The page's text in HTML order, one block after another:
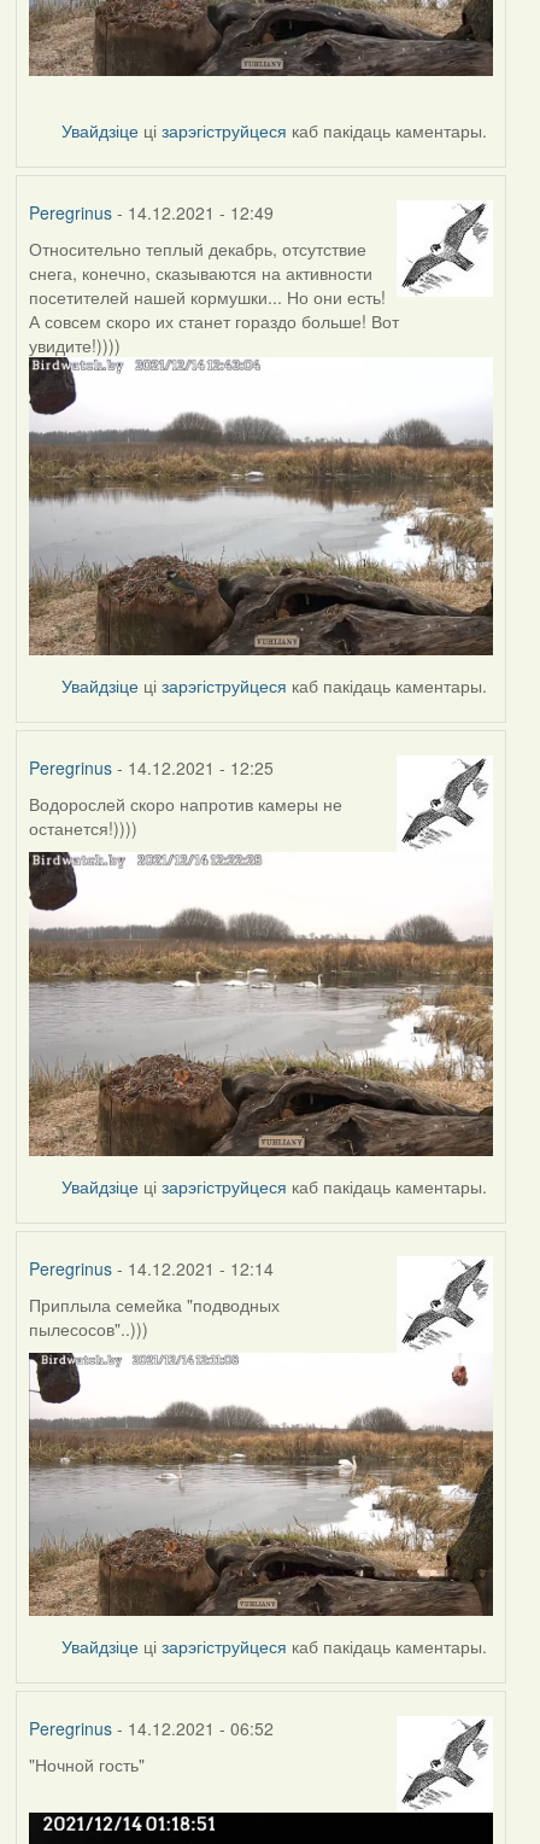
Увайдзіце цізарэгіструйцеся каб пакідаць каментары.
Peregrinus- 14.12.2021 - 12:49
Относительно теплый декабрь, отсутствие
снега, конечно, сказываются на активности
посетителей нашей кормушки... Но они есть!
А совсем скоро их станет гораздо больше! Вот
увидите!))))
Увайдзіце цізарэгіструйцеся каб пакідаць каментары.
Peregrinus- 14.12.2021 - 12:25
Водорослей скоро напротив камеры не
останется!))))
Увайдзіце цізарэгіструйцеся каб пакідаць каментары.
Peregrinus- 14.12.2021 - 12:14
Приплыла семейка "подводных
пылесосов"..)))
Увайдзіце цізарэгіструйцеся каб пакідаць каментары.
Peregrinus- 14.12.2021 - 06:52
"Ночной гость"